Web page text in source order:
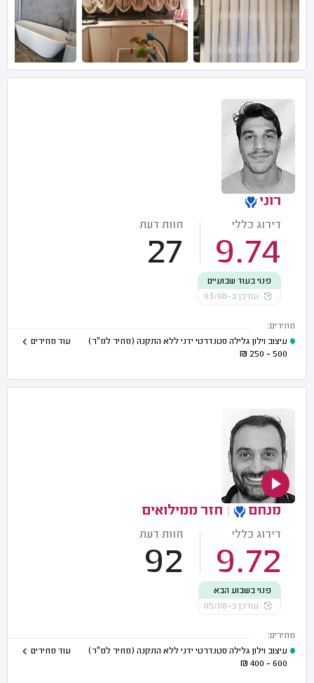
רוני
דירוג כללי
9.74
חוות דעת
27
פנוי בעוד שבועיים
עודכן ב-03/08
מחירים:
עיצוב וילון גלילה סטנדרטי ידני ללא התקנה (מחיר למ"ר)
500 - 250
₪
עוד מחירים
מנחם | חזר ממילואים
דירוג כללי
9.72
חוות דעת
92
פנוי בשבוע הבא
עודכן ב-05/08
מחירים:
עיצוב וילון גלילה סטנדרטי ידני ללא התקנה (מחיר למ"ר)
600 - 400
₪
עוד מחירים